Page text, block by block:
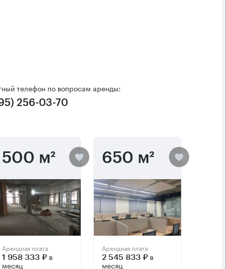
телефон по вопросам аренды:
256-03-70
500 м²
Арендная плата
1 958 333 ₽в
месяц
650 м²
Арендная плата
2 545 833 ₽ в
месяц